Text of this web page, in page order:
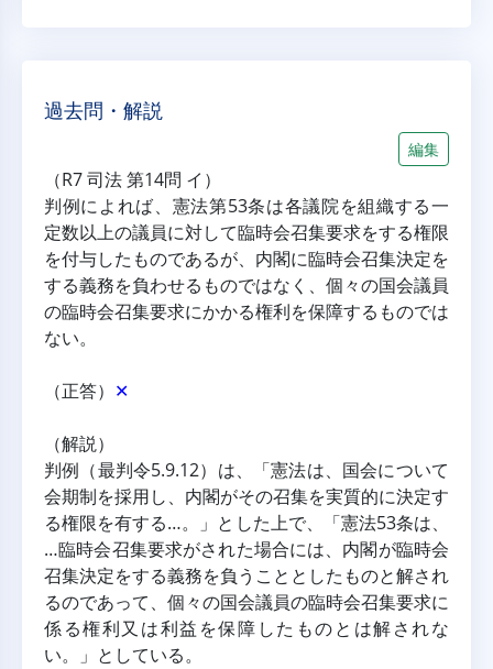
過去問・解説
編集
（R7 司法 第14問 イ）
判例によれば、憲法第53条は各議院を組織する一
定数以上の議員に対して臨時会召集要求をする権限
を付与したものであるが、内閣に臨時会召集決定を
する義務を負わせるものではなく、個々の国会議員
の臨時会召集要求にかかる権利を保障するものでは
ない。
（正答） ✕
（解説）
判例（最判令5.9.12）は、「憲法は、国会について
会期制を採用し、内閣がその召集を実質的に決定す
る権限を有する…。」とした上で、「憲法53条は、
…臨時会召集要求がされた場合には、内閣が臨時会
召集決定をする義務を負うこととしたものと解され
るのであって、個々の国会議員の臨時会召集要求に
係る権利又は利益を保障したものとは解されな
い。」としている。